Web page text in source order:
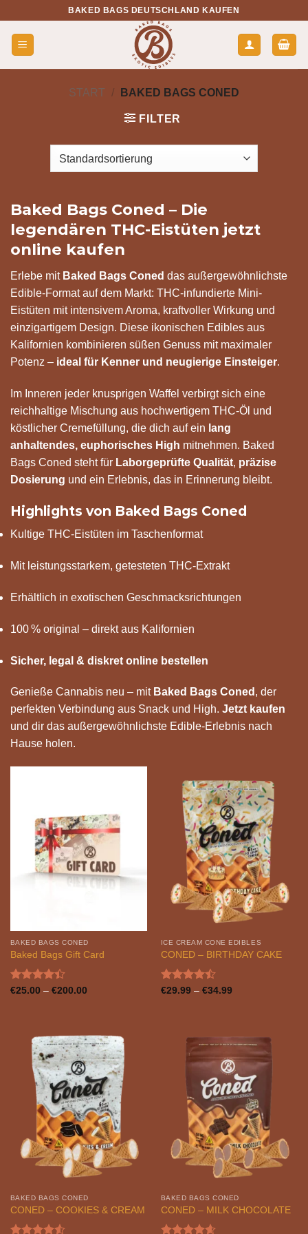
springen
BAKED BAGS DEUTSCHLAND KAUFEN
START / BAKED BAGS CONED
FILTER
Baked Bags Coned – Die
legendären THC-Eistüten jetzt
online kaufen
Erlebe mit Baked Bags Coned das außergewöhnlichste
Edible-Format auf dem Markt: THC-infundierte Mini-
Eistüten mit intensivem Aroma, kraftvoller Wirkung und
einzigartigem Design. Diese ikonischen Edibles aus
Kalifornien kombinieren süßen Genuss mit maximaler
Potenz – ideal für Kenner und neugierige Einsteiger.
Im Inneren jeder knusprigen Waffel verbirgt sich eine
reichhaltige Mischung aus hochwertigem THC-Öl und
köstlicher Cremefüllung, die dich auf ein lang
anhaltendes, euphorisches High mitnehmen. Baked
Bags Coned steht für Laborgeprüfte Qualität, präzise
Dosierung und ein Erlebnis, das in Erinnerung bleibt.
Highlights von Baked Bags Coned
Kultige THC-Eistüten im Taschenformat
Mit leistungsstarkem, getesteten THC-Extrakt
Erhältlich in exotischen Geschmacksrichtungen
100 % original – direkt aus Kalifornien
Sicher, legal & diskret online bestellen
Genieße Cannabis neu – mit Baked Bags Coned , der
perfekten Verbindung aus Snack und High. Jetzt kaufen
und dir das außergewöhnlichste Edible-Erlebnis nach
Hause holen.
BAKED BAGS CONED
Baked Bags Gift Card
Bewertet
€25.00 – €200.00Preisspanne:
ICE CREAM CONE EDIBLES
CONED – BIRTHDAY CAKE
Bewertet
€29.99 – €34.99Preisspanne:
BAKED BAGS CONED
CONED – COOKIES & CREAM
BAKED BAGS CONED
CONED – MILK CHOCOLATE